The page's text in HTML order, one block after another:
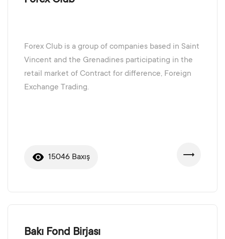
Forex Club is a group of companies based in Saint
Vincent and the Grenadines participating in the
retail market of Contract for difference, Foreign
Exchange Trading.
15046 Baxış
Bakı Fond Birjası